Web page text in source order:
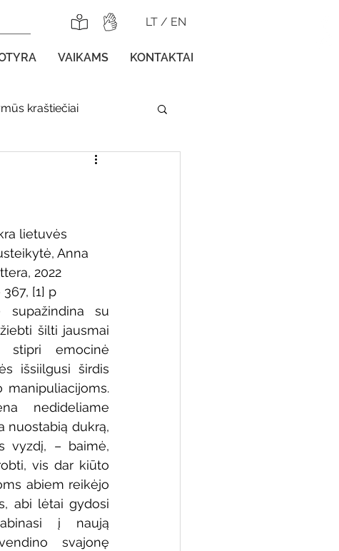
LT / EN
VAIKAMS KONTAKTAI
kraštiečiai
Kilnojamos parodos
vaikams
biblioteka
lietuvės
Anna
2022
[1] p
supažindina su
šilti jausmai
emocinė
išsiilgusi širdis
manipuliacijoms.
nedideliame
nuostabią dukrą,
vyzdį, – baimė,
vis dar kiūto
abiem reikėjo
abi lėtai gydosi
į naują
svajonę